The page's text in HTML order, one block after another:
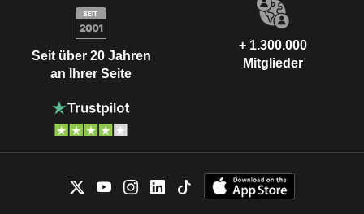
Seit über 20 Jahren
an Ihrer Seite
+ 1.300.000
Mitglieder